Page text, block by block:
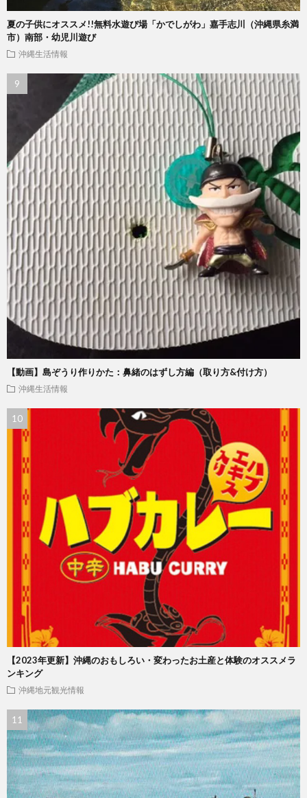
夏の子供にオススメ!!無料水遊び場「かでしがわ」嘉手志川（沖縄県糸満
市）南部・幼児川遊び
沖縄生活情報
【動画】島ぞうり作りかた：鼻緒のはずし方編（取り方&付け方）
沖縄生活情報
【2023年更新】沖縄のおもしろい・変わったお土産と体験のオススメラ
ンキング
沖縄地元観光情報